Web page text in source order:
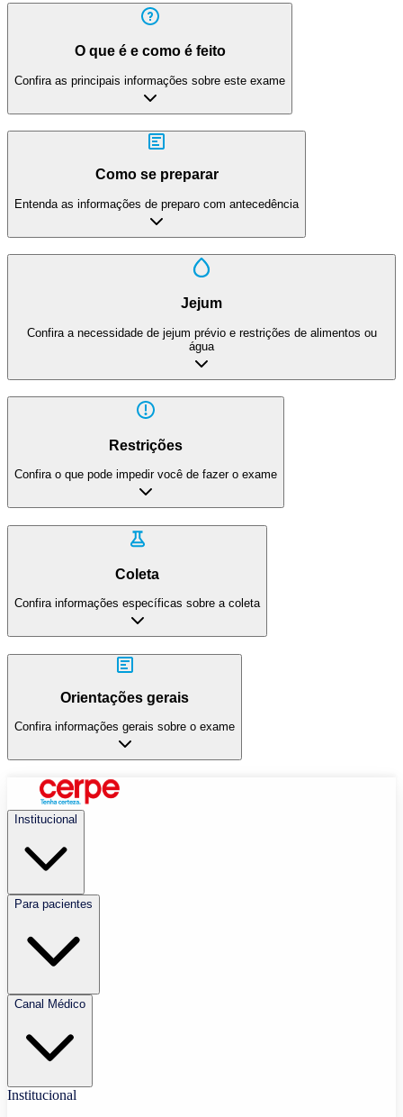
O que é e como é feito
Confira as principais informações sobre este exame
Como se preparar
Entenda as informações de preparo com antecedência
Jejum
Confira a necessidade de jejum prévio e restrições de alimentos ou
água
Restrições
Confira o que pode impedir você de fazer o exame
Coleta
Confira informações específicas sobre a coleta
Orientações gerais
Confira informações gerais sobre o exame
Institucional
Para pacientes
Canal Médico
Institucional